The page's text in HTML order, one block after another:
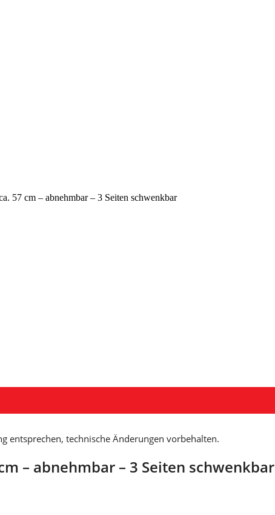
57 cm – abnehmbar – 3 Seiten schwenkbar
entsprechen, technische Änderungen vorbehalten.
– abnehmbar – 3 Seiten schwenkbar